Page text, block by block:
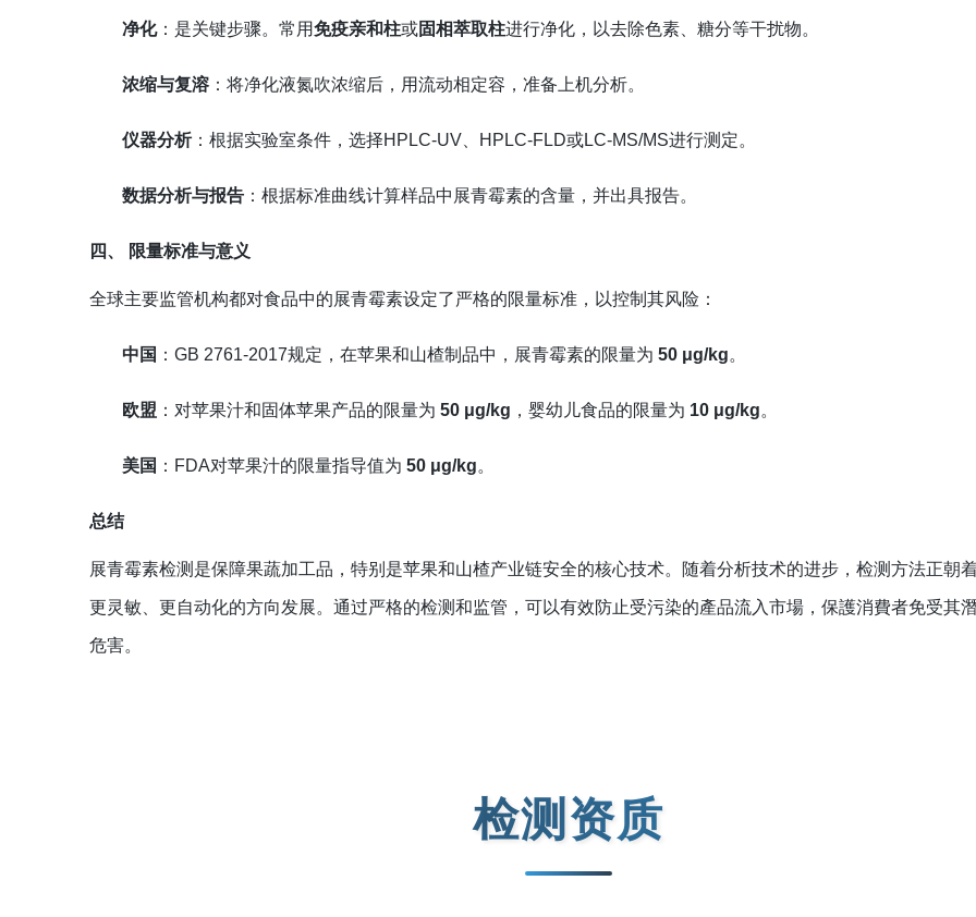
净化：是关键步骤。常用免疫亲和柱或固相萃取柱进行净化，以去除色素、糖分等干扰物。
浓缩与复溶 ：将净化液氮吹浓缩后，用流动相定容，准备上机分析。
仪器分析：根据实验室条件，选择HPLC-UV、HPLC-FLD或LC-MS/MS进行测定。
数据分析与报告 ：根据标准曲线计算样品中展青霉素的含量，并出具报告。
四、 限量标准与意义
全球主要监管机构都对食品中的展青霉素设定了严格的限量标准，以控制其风险：
中国 ：GB 2761-2017规定，在苹果和山楂制品中，展青霉素的限量为50 μg/kg。
欧盟 ：对苹果汁和固体苹果产品的限量为50 μg/kg ，婴幼儿食品的限量为 10 μg/kg。
美国 ：FDA对苹果汁的限量指导值为50 μg/kg。
总结
展青霉素检测是保障果蔬加工品，特别是苹果和山楂产业链安全的核心技术。随着分析技术的进步，检测方法正朝着
更灵敏、更自动化的方向发展。通过严格的检测和监管，可以有效防止受污染的產品流入市場，保護消費者免受其
危害。
检测资质